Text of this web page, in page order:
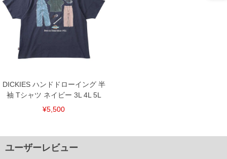
DICKIES ハンドドローイング 半
袖 Tシャツ ネイビー 3L 4L 5L
¥5,500
ユーザーレビュー